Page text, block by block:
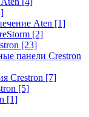
Aten [1]
[2]
[23]
панели Crestron
Crestron [7]
[5]
[1]